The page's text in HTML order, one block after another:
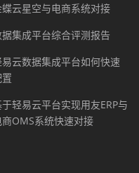
云星空与电商系统对接
集成平台综合评测报告
云数据集成平台如何快速
轻易云平台实现用友ERP与
商OMS系统快速对接